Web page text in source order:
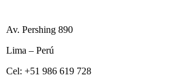
Av. Pershing 890
Lima – Perú
Cel: +51 986 619 728